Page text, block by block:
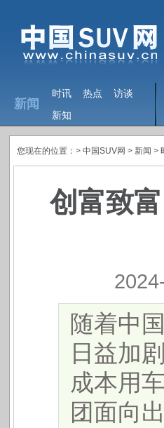
新闻
时讯 热点
访谈
新知
您现在的位置：> 中国SUV网 > 新闻 >
创富致
随着中
日益加
成本用
团面向